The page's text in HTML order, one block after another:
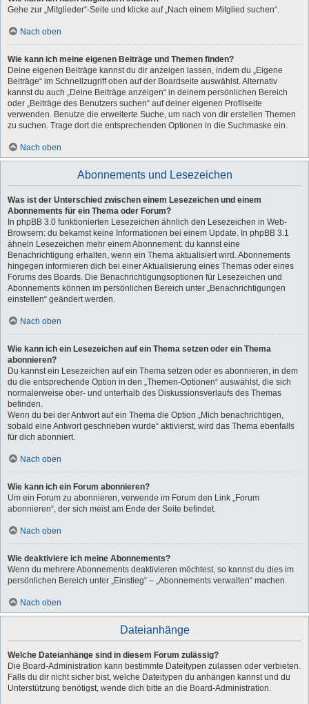
Gehe zur „Mitglieder“-Seite und klicke auf „Nach einem Mitglied suchen“.
Nach oben
Wie kann ich meine eigenen Beiträge und Themen finden?
Deine eigenen Beiträge kannst du dir anzeigen lassen, indem du „Eigene
Beiträge“ im Schnellzugriff oben auf der Boardseite auswählst. Alternativ
kannst du auch „Deine Beiträge anzeigen“ in deinem persönlichen Bereich
oder „Beiträge des Benutzers suchen“ auf deiner eigenen Profilseite
verwenden. Benutze die erweiterte Suche, um nach von dir erstellen Themen
zu suchen. Trage dort die entsprechenden Optionen in die Suchmaske ein.
Nach oben
Abonnements und Lesezeichen
Was ist der Unterschied zwischen einem Lesezeichen und einem
Abonnements für ein Thema oder Forum?
In phpBB 3.0 funktionierten Lesezeichen ähnlich den Lesezeichen in Web-
Browsern: du bekamst keine Informationen bei einem Update. In phpBB 3.1
ähneln Lesezeichen mehr einem Abonnement: du kannst eine
Benachrichtigung erhalten, wenn ein Thema aktualisiert wird. Abonnements
hingegen informieren dich bei einer Aktualisierung eines Themas oder eines
Forums des Boards. Die Benachrichtigungsoptionen für Lesezeichen und
Abonnements können im persönlichen Bereich unter „Benachrichtigungen
einstellen“ geändert werden.
Nach oben
Wie kann ich ein Lesezeichen auf ein Thema setzen oder ein Thema
abonnieren?
Du kannst ein Lesezeichen auf ein Thema setzen oder es abonnieren, in dem
du die entsprechende Option in den „Themen-Optionen“ auswählst, die sich
normalerweise ober- und unterhalb des Diskussionsverlaufs des Themas
befinden.
Wenn du bei der Antwort auf ein Thema die Option „Mich benachrichtigen,
sobald eine Antwort geschrieben wurde“ aktivierst, wird das Thema ebenfalls
für dich abonniert.
Nach oben
Wie kann ich ein Forum abonnieren?
Um ein Forum zu abonnieren, verwende im Forum den Link „Forum
abonnieren“, der sich meist am Ende der Seite befindet.
Nach oben
Wie deaktiviere ich meine Abonnements?
Wenn du mehrere Abonnements deaktivieren möchtest, so kannst du dies im
persönlichen Bereich unter „Einstieg“ – „Abonnements verwalten“ machen.
Nach oben
Dateianhänge
Welche Dateianhänge sind in diesem Forum zulässig?
Die Board-Administration kann bestimmte Dateitypen zulassen oder verbieten.
Falls du dir nicht sicher bist, welche Dateitypen du anhängen kannst und du
Unterstützung benötigst, wende dich bitte an die Board-Administration.